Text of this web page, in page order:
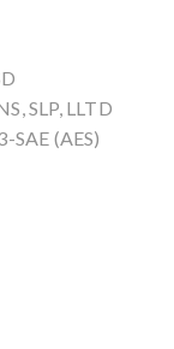
SLP, LLTD
SAE (AES)